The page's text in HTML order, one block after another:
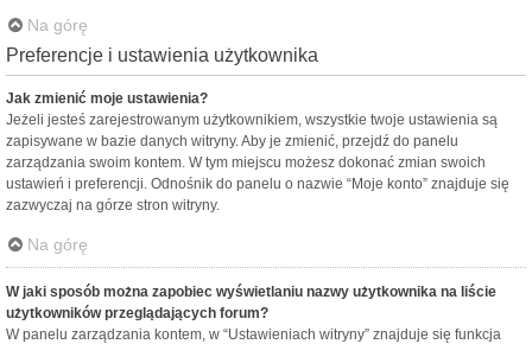
Na górę
Preferencje i ustawienia użytkownika
Jak zmienić moje ustawienia?
Jeżeli jesteś zarejestrowanym użytkownikiem, wszystkie twoje ustawienia są
zapisywane w bazie danych witryny. Aby je zmienić, przejdź do panelu
zarządzania swoim kontem. W tym miejscu możesz dokonać zmian swoich
ustawień i preferencji. Odnośnik do panelu o nazwie “Moje konto” znajduje się
zazwyczaj na górze stron witryny.
Na górę
W jaki sposób można zapobiec wyświetlaniu nazwy użytkownika na liście
użytkowników przeglądających forum?
W panelu zarządzania kontem, w “Ustawieniach witryny” znajduje się funkcja